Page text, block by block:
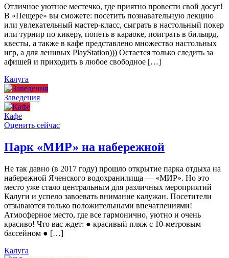
Отличное уютное местечко, где приятно провести свой досуг!
В «Пещере» вы сможете: посетить познавательную лекцию
или увлекательный мастер-класс, сыграть в настольный покер
или турнир по кикеру, попеть в караоке, поиграть в бильярд,
квесты, а также в кафе представлено множество настольных
игр, а для ленивых PlayStation))) Остается только следить за
афишей и приходить в любое свободное […]
Калуга
Заведения
Кафе
Оценить сейчас
Парк «МИР» на набережной
Не так давно (в 2017 году) прошло открытие парка отдыха на
набережной Яченского водохранилища — «МИР». Но это
место уже стало центральным для различных мероприятий
Калуги и успело завоевать внимание калужан. Посетители
отзываются только положительными впечатлениями!
Атмосферное место, где все гармонично, уютно и очень
красиво! Что вас ждет: ● красивый пляж с 10-метровым
бассейном ● […]
Калуга